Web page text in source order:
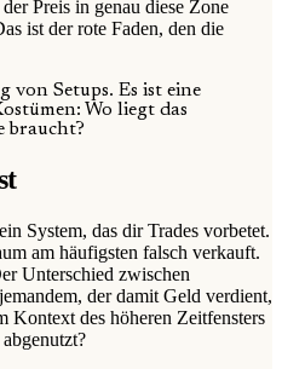
Preis in genau diese Zone
ist der rote Faden, den die
von Setups. Es ist eine
Wo liegt das
braucht?
System, das dir Trades vorbetet.
am häufigsten falsch verkauft.
Unterschied zwischen
der damit Geld verdient,
Kontext des höheren Zeitfensters